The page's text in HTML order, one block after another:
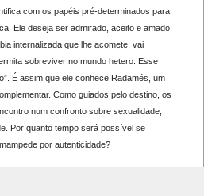
com os papéis pré-determinados para
Ele deseja ser admirado, aceito e amado.
internalizada que lhe acomete, vai
sobreviver no mundo hetero. Esse
É assim que ele conhece Radamés, um
Como guiados pelo destino, os
num confronto sobre sexualidade,
Por quanto tempo será possível se
por autenticidade?